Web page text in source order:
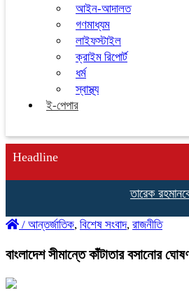
আইন-আদালত
গণমাধ্যম
লাইফস্টাইল
ক্রাইম রিপোর্ট
ধর্ম
স্বাস্থ্য
ই-পেপার
Headline
তারেক রহমানকেও
/ আন্তর্জাতিক, বিশেষ সংবাদ, রাজনীতি
বাংলাদেশ সীমান্তে কাঁটাতার বসানোর